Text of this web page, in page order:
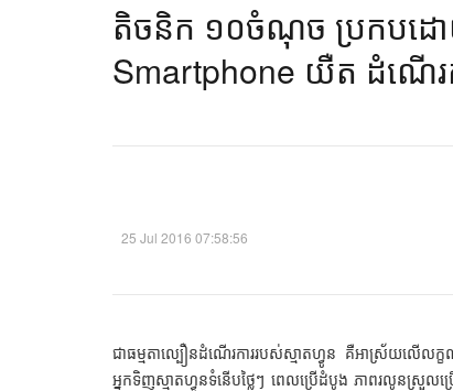
តិចនិក ១០​ចំណុច ​ប្រកប​ដោ
Smartphone យឺត ដំណើរ
25 Jul 2016 07:58:56
ជាធម្មតាល្បឿនដំណើរការរបស់ស្មាតហ្វូន គឺអាស្រ័យលើល
អ្នកទិញស្មាតហ្វូនទំនើបថ្លៃៗ ពេលប្រើដំបូង ភាពរលូនស្រួល